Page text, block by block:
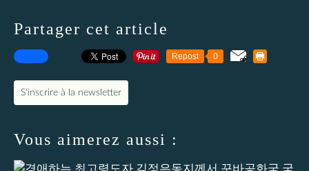
Partager cet article
Repost 0
S'inscrire à la newsletter
Vous aimerez aussi :